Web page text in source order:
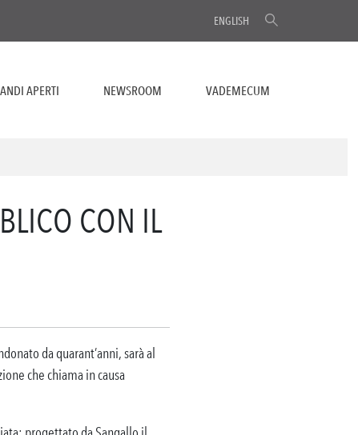
ENGLISH
APERTI NEWSROOM VADEMECUM
CON IL
da quarant’anni, sarà al
che chiama in causa